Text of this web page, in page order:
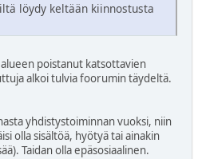
löydy keltään kiinnostusta
poistanut katsottavien
alkoi tulvia foorumin täydeltä.
yhdistystoiminnan vuoksi, niin
olla sisältöä, hyötyä tai ainakin
Taidan olla epäsosiaalinen.